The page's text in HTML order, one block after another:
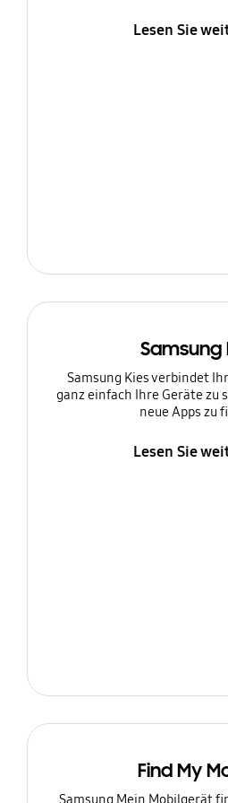
Lesen Sie
Samsung
Samsung Kies verbindet
ganz einfach Ihre Geräte zu
neue Apps zu
Lesen Sie
Find My
Samsung Mein Mobilgerät